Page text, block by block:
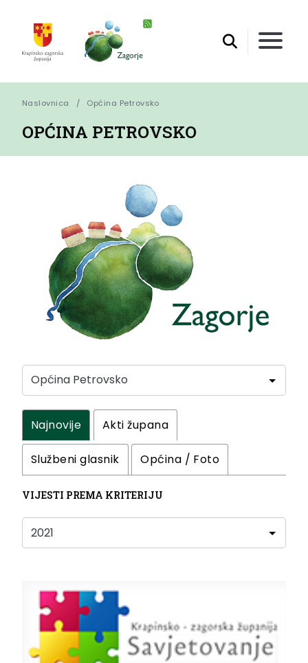
Naslovnica Općina Petrovsko
OPĆINA PETROVSKO
Najnovije Akti župana
Službeni glasnik Općina / Foto
VIJESTI PREMA KRITERIJU